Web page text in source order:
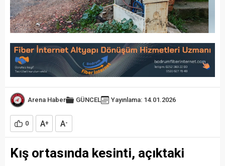
Arena Haber GÜNCEL Yayınlama: 14.01.2026
0 A+ A-
Kış ortasında kesinti, açıktaki